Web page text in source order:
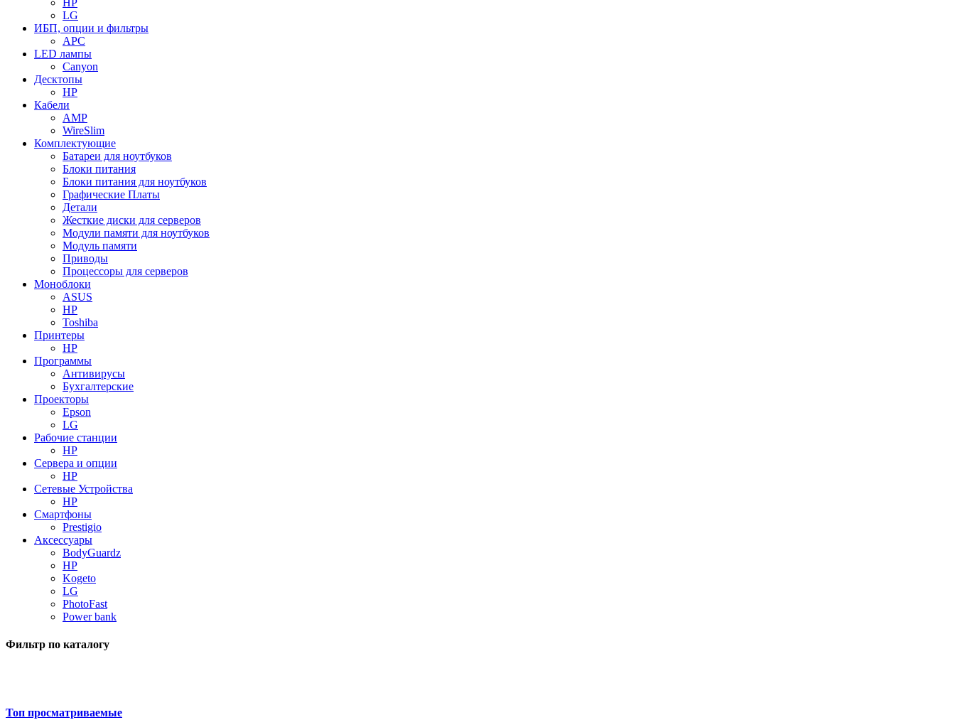
LG
ИБП, опции и фильтры
APC
LED лампы
Canyon
Десктопы
HP
Кабели
AMP
WireSlim
Комплектующие
Батареи для ноутбуков
Блоки питания
Блоки питания для ноутбуков
Графические Платы
Детали
Жесткие диски для серверов
Модули памяти для ноутбуков
Модуль памяти
Приводы
Процессоры для серверов
Моноблоки
ASUS
HP
Toshiba
Принтеры
HP
Программы
Антивирусы
Бухгалтерские
Проекторы
Epson
LG
Рабочие станции
HP
Сервера и опции
HP
Сетевые Устройства
HP
Смартфоны
Prestigio
Аксессуары
BodyGuardz
HP
Kogeto
LG
PhotoFast
Power bank
Фильтр по каталогу
Топ просматриваемые